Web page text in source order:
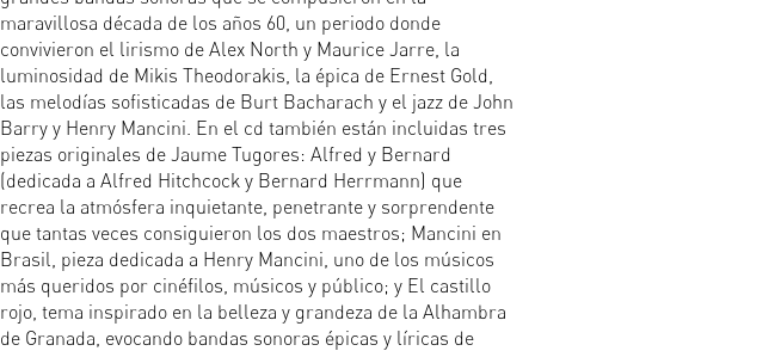
maravillosa década de los años 60, un periodo donde
convivieron el lirismo de Alex North y Maurice Jarre, la
luminosidad de Mikis Theodorakis, la épica de Ernest Gold,
las melodías sofisticadas de Burt Bacharach y el jazz de John
Barry y Henry Mancini. En el cd también están incluidas tres
piezas originales de Jaume Tugores: Alfred y Bernard
(dedicada a Alfred Hitchcock y Bernard Herrmann) que
recrea la atmósfera inquietante, penetrante y sorprendente
que tantas veces consiguieron los dos maestros; Mancini en
Brasil, pieza dedicada a Henry Mancini, uno de los músicos
más queridos por cinéfilos, músicos y público; y El castillo
rojo, tema inspirado en la belleza y grandeza de la Alhambra
de Granada, evocando bandas sonoras épicas y líricas de